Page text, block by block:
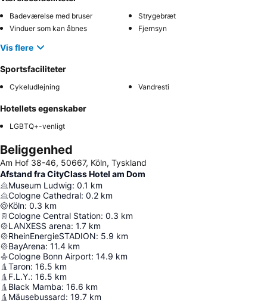
Badeværelse med bruser
Strygebræt
Vinduer som kan åbnes
Fjernsyn
Vis flere
Sportsfaciliteter
Cykeludlejning Vandresti
Hotellets egenskaber
LGBTQ+-venligt
Beliggenhed
Am Hof 38-46, 50667, Köln, Tyskland
Afstand fra CityClass Hotel am Dom
Museum Ludwig: 0.1 km
Cologne Cathedral: 0.2 km
Köln: 0.3 km
Cologne Central Station: 0.3 km
LANXESS arena: 1.7 km
RheinEnergieSTADION: 5.9 km
BayArena: 11.4 km
Cologne Bonn Airport: 14.9 km
Taron: 16.5 km
F.L.Y.: 16.5 km
Black Mamba: 16.6 km
Mäusebussard: 19.7 km